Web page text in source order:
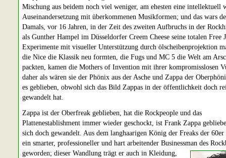
Mischung aus beidem noch viel weniger, am ehesten eine intellektuell
Auseinandersetzung mit überkommenen Musikformen; und das wars
Damals, vor 16 Jahren, in der Zeit des zweiten Aufbruchs in der
als Gunther Hampel im Düsseldorfer Creem Cheese seine totalen Free
Experimente mit visueller Unterstützung durch ölscheibenprojektion
die Nice die Klassik neu formten, die Fugs und MC 5 die Welt am
packten, kamen die Mothers of Invention mit ihrer kompromisslosen
daher als wären sie der Phönix aus der Asche und Zappa der
es geblieben, obwohl sich das Bild Zappas in der öffentlichkeit doch
gewandelt hat.
Zappa ist der Oberfreak geblieben, hat die Rockpeople und das
Plattenestablishment immer wieder geschockt, ist Frank Zappa
sich doch gewandelt. Aus dem langhaarigen König der Freaks der 60er
ein smarter, professioneller und hart arbeitender Businessman des
geworden; dieser Wandlung trägt er auch in Kleidung,